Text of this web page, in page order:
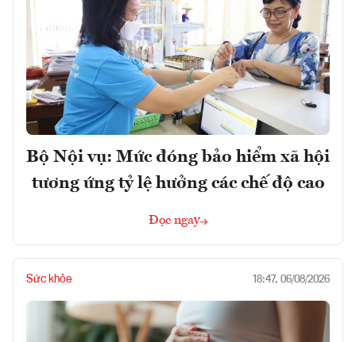
Bộ Nội vụ: Mức đóng bảo hiểm xã hội
tương ứng tỷ lệ hưởng các chế độ cao
Đọc ngay
Sức khỏe 18:47, 06/08/2026